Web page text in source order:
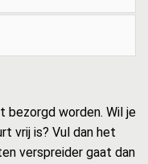
bezorgd worden. Wil je
vrij is? Vul dan het
verspreider gaat dan